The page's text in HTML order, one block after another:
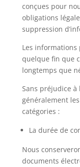
conçues pour
obligations
suppression
Les
quelque fin que
longtemps que
Sans préjudice à
généralement
catégories :
La durée de
Nous
documents